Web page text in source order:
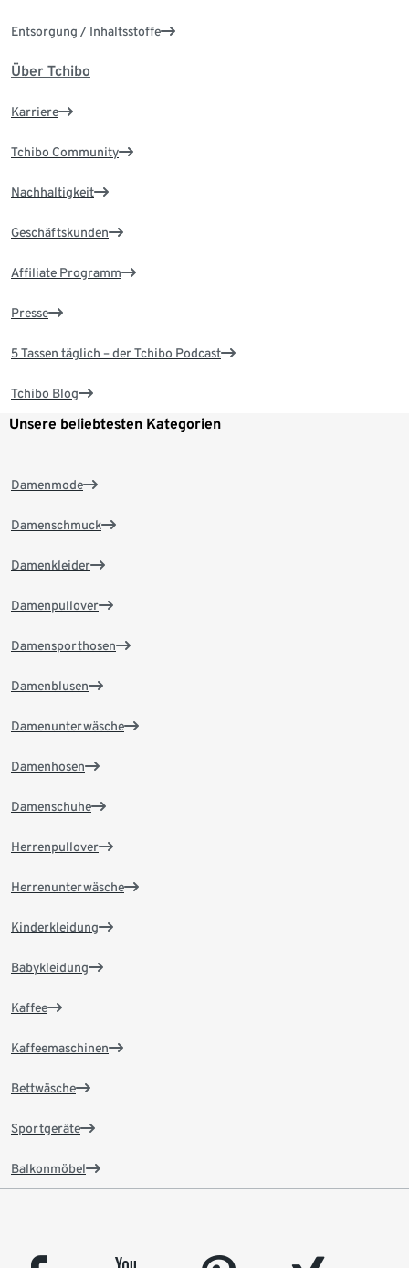
Entsorgung / Inhaltsstoffe
Über Tchibo
Karriere
Tchibo Community
Nachhaltigkeit
Geschäftskunden
Affiliate Programm
Presse
5 Tassen täglich – der Tchibo Podcast
Tchibo Blog
Unsere beliebtesten Kategorien
Damenmode
Damenschmuck
Damenkleider
Damenpullover
Damensporthosen
Damenblusen
Damenunterwäsche
Damenhosen
Damenschuhe
Herrenpullover
Herrenunterwäsche
Kinderkleidung
Babykleidung
Kaffee
Kaffeemaschinen
Bettwäsche
Sportgeräte
Balkonmöbel